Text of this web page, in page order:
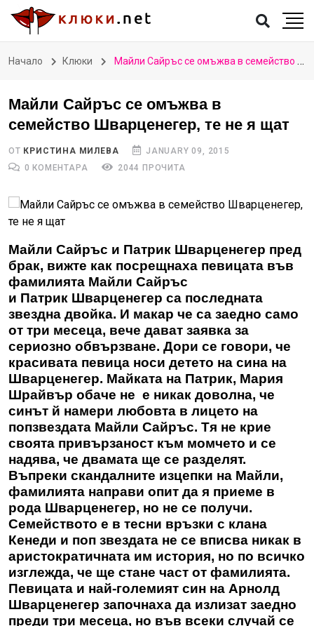
Начало Клюки Майли Сайръс се омъжва в семейство Шварценегер, те не я щат
Майли Сайръс се омъжва в
семейство Шварценегер, те не я щат
ОТ КРИСТИНА МИЛЕВА
JANUARY 09, 2015
0 КОМЕНТАРА
2044 ПРОЧИТА
Майли Сайръс и Патрик Шварценегер пред
брак, вижте как посрещнаха певицата във
фамилията Майли Сайръс
и Патрик Шварценегер са последната
звездна двойка. И макар че са заедно само
от три месеца, вече дават заявка за
сериозно обвързване. Дори се говори, че
красивата певица носи детето на сина на
Шварценегер. Майката на Патрик, Мария
Шрайвър обаче не е никак доволна, че
синът й намери любовта в лицето на
попзвездата Майли Сайръс. Тя не крие
своята привързаност към момчето и се
надява, че двамата ще се разделят.
Въпреки скандалните изцепки на Майли,
фамилията направи опит да я приеме в
рода Шварценегер, но не се получи.
Семейството е в тесни връзки с клана
Кенеди и поп звездата не се вписва никак в
аристократичната им история, но по всичко
изглежда, че ще стане част от фамилията.
Певицата и най-големият син на Арнолд
Шварценегер започнаха да излизат заедно
преди три месеца, но във всеки случай се